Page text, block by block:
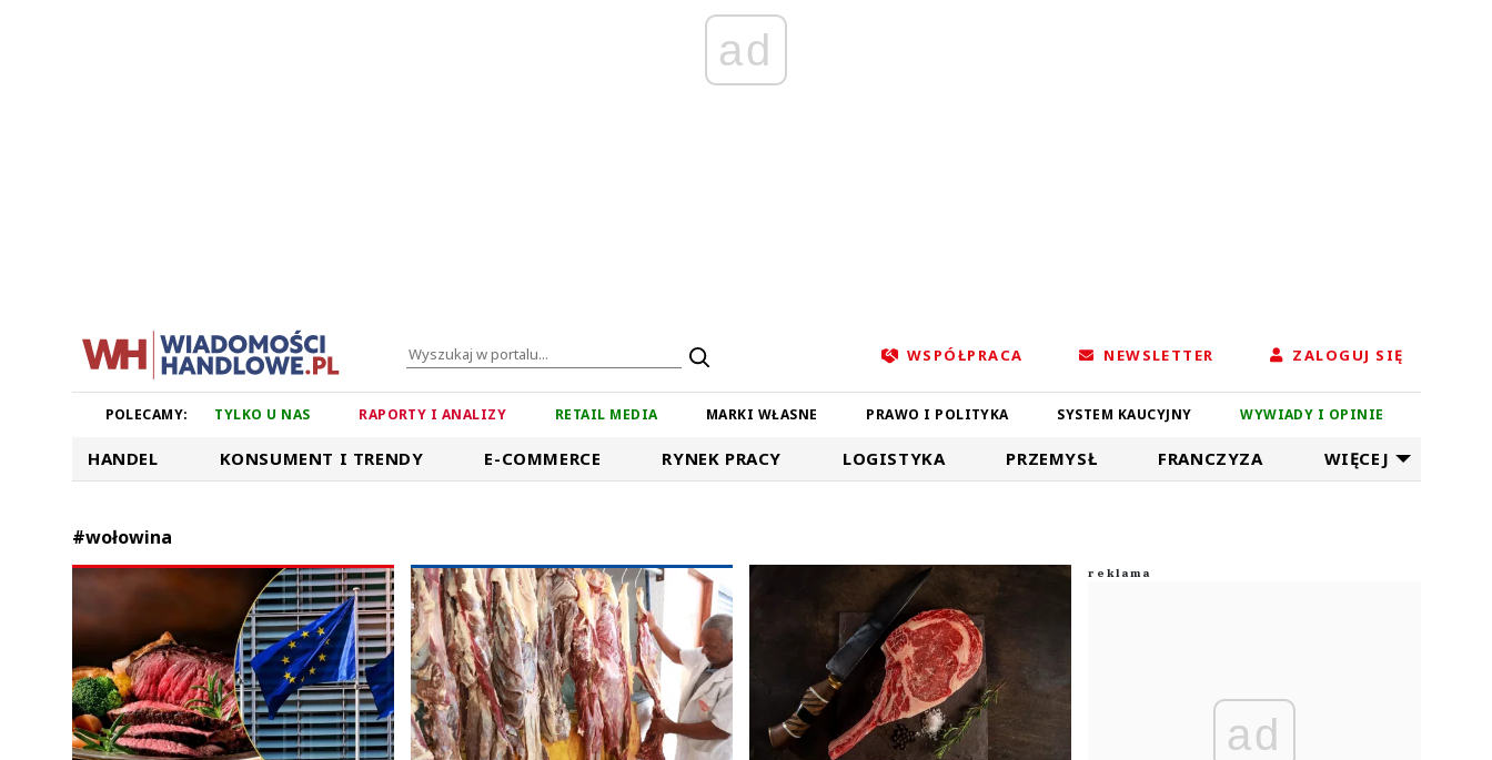
ad
WSPÓŁPRACA NEWSLETTER ZALOGUJ SIĘ
POLECAMY: TYLKO U NAS RAPORTY I ANALIZY RETAIL MEDIA MARKI WŁASNE PRAWO I POLITYKA SYSTEM KAUCYJNY WYWIADY I OPINIE
HANDEL KONSUMENT I TRENDY E-COMMERCE RYNEK PRACY LOGISTYKA PRZEMYSŁ FRANCZYZA WIĘCEJ
#wołowina
ad